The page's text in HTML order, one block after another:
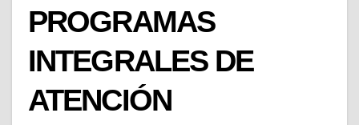
PROGRAMAS
INTEGRALES DE
ATENCIÓN